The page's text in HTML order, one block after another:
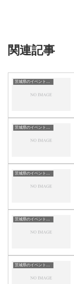
関連記事
茨城県のイベント会場一覧
茨城県のイベント会場一覧
茨城県のイベント会場一覧
茨城県のイベント会場一覧
茨城県のイベント会場一覧